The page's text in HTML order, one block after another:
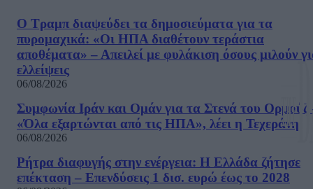
Ο Τραμπ διαψεύδει τα δημοσιεύματα για τα
πυρομαχικά: «Οι ΗΠΑ διαθέτουν τεράστια
αποθέματα» – Απειλεί με φυλάκιση όσους μιλούν
ελλείψεις
06/08/2026
Συμφωνία Ιράν και Ομάν για τα Στενά του Ορμούζ
«Όλα εξαρτώνται από τις ΗΠΑ», λέει η Τεχεράνη
06/08/2026
Ρήτρα διαφυγής στην ενέργεια: Η Ελλάδα ζήτησε
επέκταση – Επενδύσεις 1 δισ. ευρώ έως το 2028